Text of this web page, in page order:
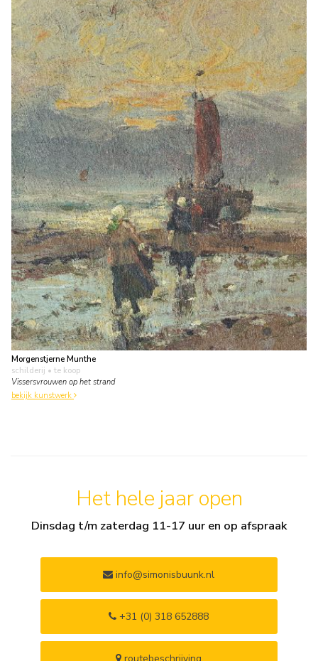
Morgenstjerne Munthe
schilderij • te koop
Vissersvrouwen op het strand
bekijk kunstwerk
Het hele jaar open
Dinsdag t/m zaterdag 11-17 uur en op afspraak
info@simonisbuunk.nl
+31 (0) 318 652888